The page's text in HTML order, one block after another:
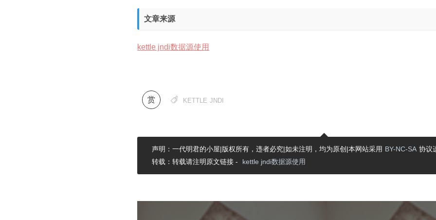
文章来源
kettle jndi数据源使用
赏  KETTLE JNDI
声明：一代明君的小屋|版权所有，违者必究|如未注明，均为原创|本网站采用 BY-NC-SA 协议
转载：转载请注明原文链接 -
kettle jndi数据源使用